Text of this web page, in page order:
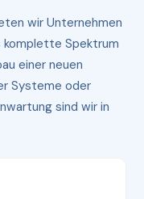
wir Unternehmen
komplette Spektrum
einer neuen
Systeme oder
sind wir in